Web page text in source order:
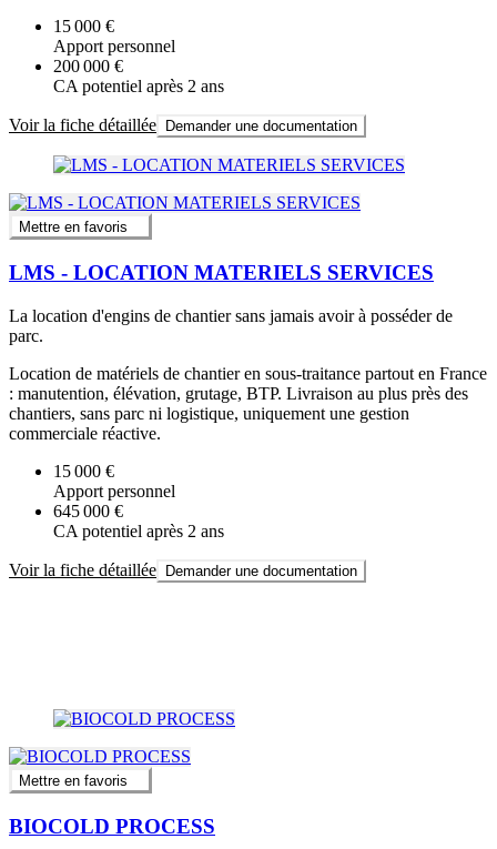
15 000 €
Apport personnel
200 000 €
CA potentiel après 2 ans
Voir la fiche détaillée Demander une documentation
Mettre en favoris
LMS - LOCATION MATERIELS SERVICES
La location d'engins de chantier sans jamais avoir à posséder de
parc.
Location de matériels de chantier en sous-traitance partout en France
: manutention, élévation, grutage, BTP. Livraison au plus près des
chantiers, sans parc ni logistique, uniquement une gestion
commerciale réactive.
15 000 €
Apport personnel
645 000 €
CA potentiel après 2 ans
Voir la fiche détaillée Demander une documentation
Mettre en favoris
BIOCOLD PROCESS